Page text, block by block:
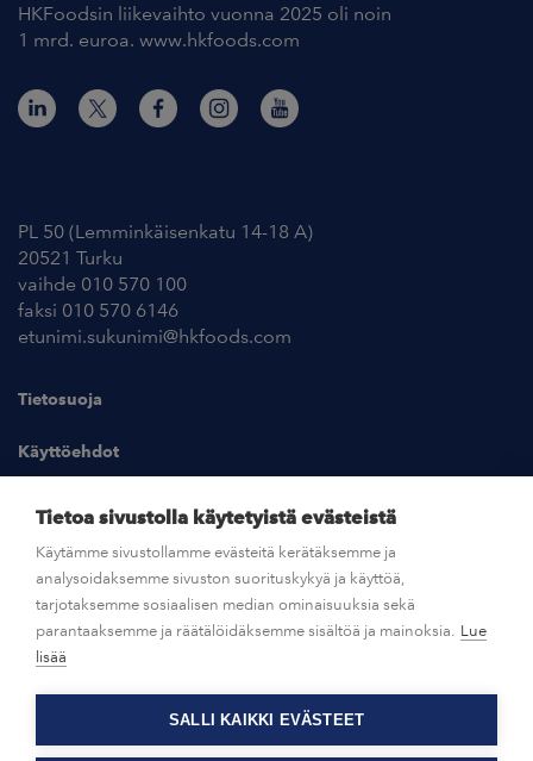
HKFoodsin liikevaihto vuonna 2025 oli noin
1 mrd. euroa. www.hkfoods.com
PL 50 (Lemminkäisenkatu 14-18 A)
20521 Turku
vaihde 010 570 100
faksi 010 570 6146
etunimi.sukunimi@hkfoods.com
Tietosuoja
Käyttöehdot
Kuvapankki
UUTISHUONE
OTA YHTEYTTÄ
Tietoa sivustolla käytetyistä evästeistä
Käytämme sivustollamme evästeitä kerätäksemme ja
analysoidaksemme sivuston suorituskykyä ja käyttöä,
tarjotaksemme sosiaalisen median ominaisuuksia sekä
parantaaksemme ja räätälöidäksemme sisältöä ja mainoksia. Lue
lisää
SALLI KAIKKI EVÄSTEET